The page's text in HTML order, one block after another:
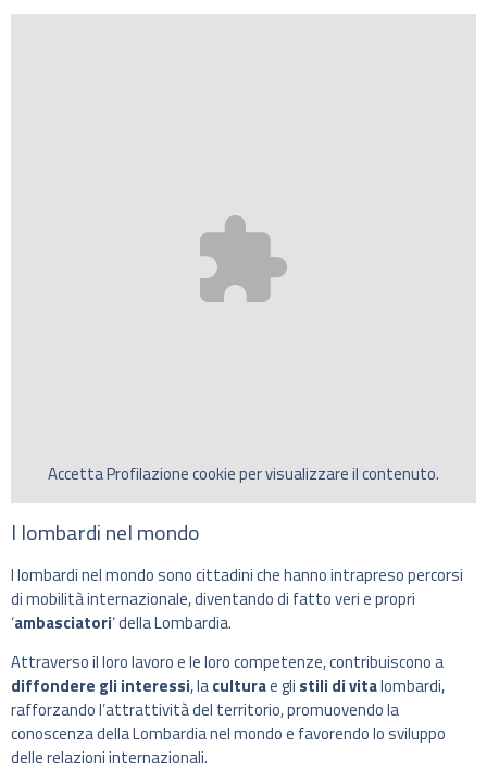
AccettaProfilazionecookie per visualizzare il contenuto.
I lombardi nel mondo
I lombardi nel mondo sono cittadini che hanno intrapreso percorsi
di mobilità internazionale, diventando di fatto veri e propri
‘ambasciatori‘ della Lombardia.
Attraverso il loro lavoro e le loro competenze, contribuiscono a
diffondere gli interessi, laculturae gli stili di vitalombardi,
rafforzando l’attrattività del territorio, promuovendo la
conoscenza della Lombardia nel mondo e favorendo lo sviluppo
delle relazioni internazionali.